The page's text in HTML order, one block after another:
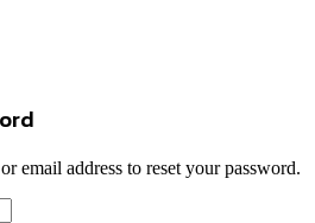
email address to reset your password.